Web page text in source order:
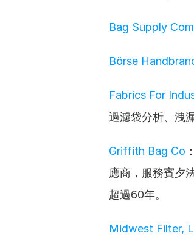
Bag Supply
Börse
Fabrics For
過濾袋分析、洩
Griffith Bag Co
應商，服務賓夕
超過60年。
Midwest Filter,